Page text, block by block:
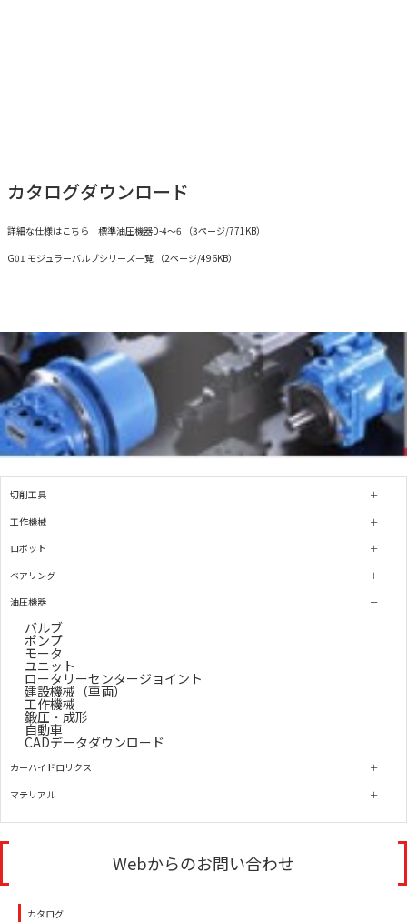
カタログダウンロード
詳細な仕様はこちら 標準油圧機器D-4～6 （3ページ/771KB）
G01 モジュラーバルブシリーズ一覧 （2ページ/496KB）
切削工具
工作機械
ロボット
ベアリング
油圧機器
バルブ
ポンプ
モータ
ユニット
ロータリーセンタージョイント
建設機械（車両）
工作機械
鍛圧・成形
自動車
CADデータダウンロード
カーハイドロリクス
マテリアル
Webからのお問い合わせ
カタログ